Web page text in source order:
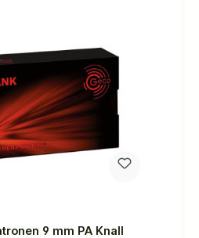
9 mm PA Knall